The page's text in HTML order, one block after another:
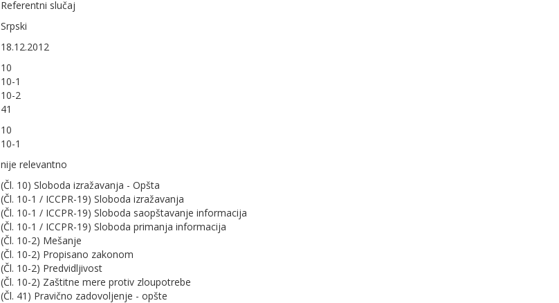
Referentni slučaj
Srpski
18.12.2012
10
10-1
10-2
41
10
10-1
nije relevantno
(Čl. 10) Sloboda izražavanja - Opšta
(Čl. 10-1 / ICCPR-19) Sloboda izražavanja
(Čl. 10-1 / ICCPR-19) Sloboda saopštavanje informacija
(Čl. 10-1 / ICCPR-19) Sloboda primanja informacija
(Čl. 10-2) Mešanje
(Čl. 10-2) Propisano zakonom
(Čl. 10-2) Predvidljivost
(Čl. 10-2) Zaštitne mere protiv zloupotrebe
(Čl. 41) Pravično zadovoljenje - opšte